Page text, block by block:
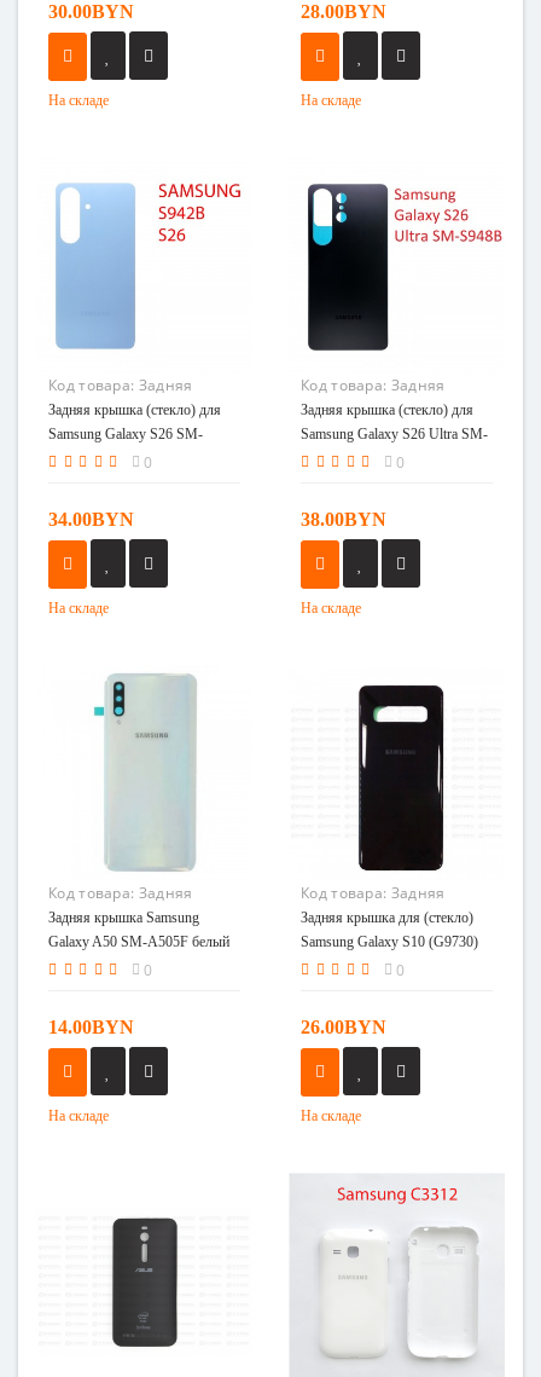
30.00BYN
На складе
28.00BYN
На складе
Код товара: Задняя
крышка (стекло) для
Samsung Galaxy S26 SM-
S942B голубой
Задняя крышка (стекло) для
Samsung Galaxy S26 SM-
S942B голубой 0
34.00BYN
На складе
Код товара: Задняя
крышка (стекло) для
Samsung Galaxy S26 Ultra
SM-S948B черный
Задняя крышка (стекло) для
Samsung Galaxy S26 Ultra SM-
S948B черный 0
38.00BYN
На складе
Код товара: Задняя
крышка Samsung Galaxy
A50 SM-A505F белый
Задняя крышка Samsung
Galaxy A50 SM-A505F белый
0
14.00BYN
На складе
Код товара: Задняя
крышка для (стекло)
Samsung Galaxy S10
(G9730) черный
Задняя крышка для (стекло)
Samsung Galaxy S10 (G9730)
черный
0
26.00BYN
На складе